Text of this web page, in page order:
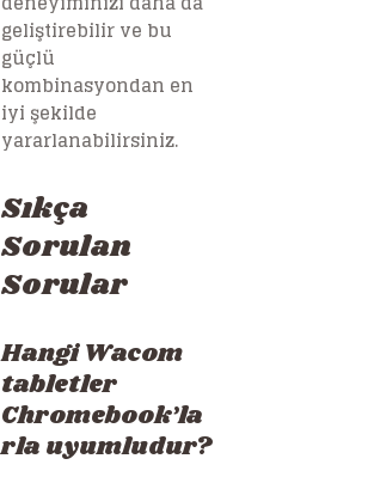
geliştirebilir ve bu
güçlü
kombinasyondan en
iyi şekilde
yararlanabilirsiniz.
Sıkça
Sorulan
Sorular
Hangi Wacom
tabletler
Chromebook’la
rla uyumludur?